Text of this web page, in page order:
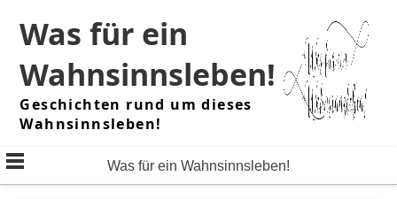
content
Was für ein
Wahnsinnsleben!
Geschichten rund um dieses
Wahnsinnsleben!
Was für ein Wahnsinnsleben!